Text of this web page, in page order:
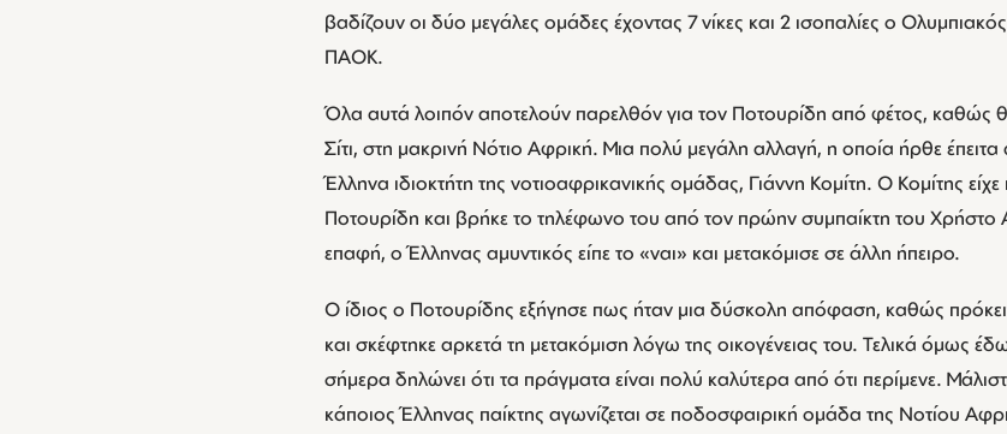
βαδίζουν οι δύο μεγάλες ομάδες έχοντας 7 νίκες και 2 ισοπαλίες ο Ολυμπιακός
ΠΑΟΚ.
Όλα αυτά λοιπόν αποτελούν παρελθόν για τον Ποτουρίδη από φέτος, καθώς
Σίτι, στη μακρινή Νότιο Αφρική. Μια πολύ μεγάλη αλλαγή, η οποία ήρθε
Έλληνα ιδιοκτήτη της νοτιοαφρικανικής ομάδας, Γιάννη Κομίτη. Ο Κομίτης
Ποτουρίδη και βρήκε το τηλέφωνο του από τον πρώην συμπαίκτη του
επαφή, ο Έλληνας αμυντικός είπε το «ναι» και μετακόμισε σε άλλη ήπειρο.
Ο ίδιος ο Ποτουρίδης εξήγησε πως ήταν μια δύσκολη απόφαση, καθώς
και σκέφτηκε αρκετά τη μετακόμιση λόγω της οικογένειας του. Τελικά όμως
σήμερα δηλώνει ότι τα πράγματα είναι πολύ καλύτερα από ότι περίμενε.
κάποιος Έλληνας παίκτης αγωνίζεται σε ποδοσφαιρική ομάδα της Νοτίου